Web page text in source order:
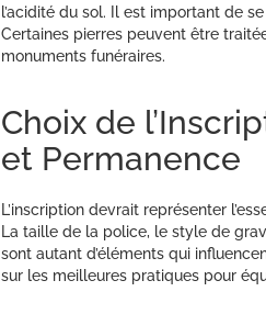
l’acidité du sol. Il est important de
Certaines pierres peuvent être
monuments funéraires.
Choix de
et Permanence
L’inscription devrait représenter
La taille de la police, le style de
sont autant d’éléments qui
sur les meilleures pratiques pour